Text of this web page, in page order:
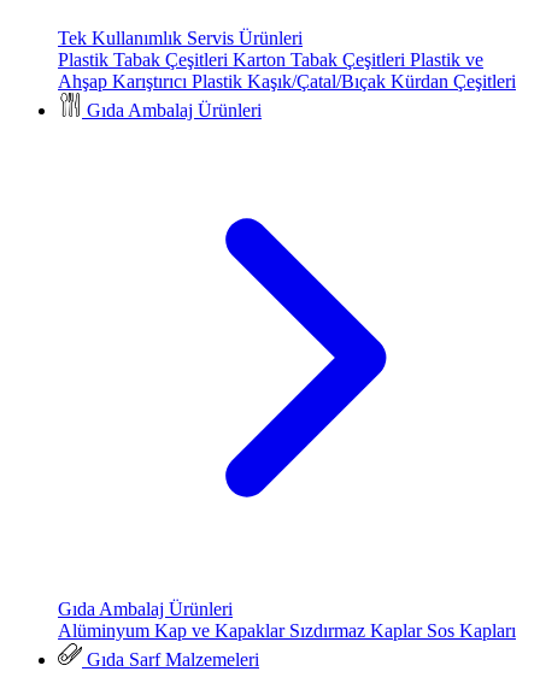
Tek Kullanımlık Servis Ürünleri
Plastik Tabak Çeşitleri Karton Tabak Çeşitleri Plastik ve
Ahşap Karıştırıcı Plastik Kaşık/Çatal/Bıçak Kürdan Çeşitleri
Gıda Ambalaj Ürünleri
Gıda Ambalaj Ürünleri
Alüminyum Kap ve Kapaklar Sızdırmaz Kaplar Sos Kapları
Gıda Sarf Malzemeleri